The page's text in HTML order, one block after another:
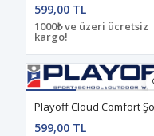
599,00 TL
1000₺ ve üzeri ücretsiz
kargo!
599,00 TL